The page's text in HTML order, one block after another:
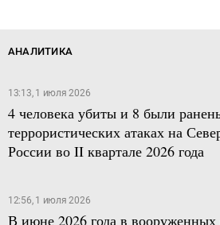
АНАЛИТИКА
13:13, 1 июля 2026
4 человека убиты и 8 были
террористических атаках на
России во II квартале 2026 года
12:56, 1 июля 2026
В июне 2026 года в вооруженных